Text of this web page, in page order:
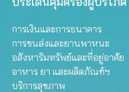
การเงินและการธนาคาร
การขนส่งและยานพาหนะ
อสังหาริมทรัพย์และที่อยู่อาศัย
อาหาร ยา และผลิตภัณฑ์ฯ
บริการสุขภาพ